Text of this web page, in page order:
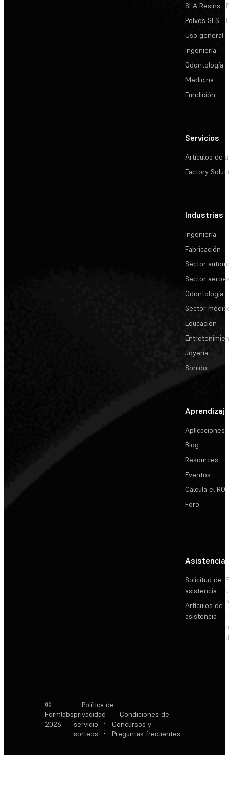
SLA Resins
Polvos SLS
Uso general
Ingeniería
Odontología
Medicina
Fundición
Servicios
Artículos de
Factory
Industrias
Ingeniería
Fabricación
Sector
Sector
Odontología
Sector
Educación
Joyería
Sonido
Aprendizaje
Aplicaciones
Blog
Resources
Eventos
Calcula el ROI
Foro
Asistencia
Solicitud de
asistencia
Artículos de
asistencia
©
Formlabs
2026
Política de
privacidad
·
Condiciones de
servicio
·
Concursos y
sorteos
· Preguntas frecuentes